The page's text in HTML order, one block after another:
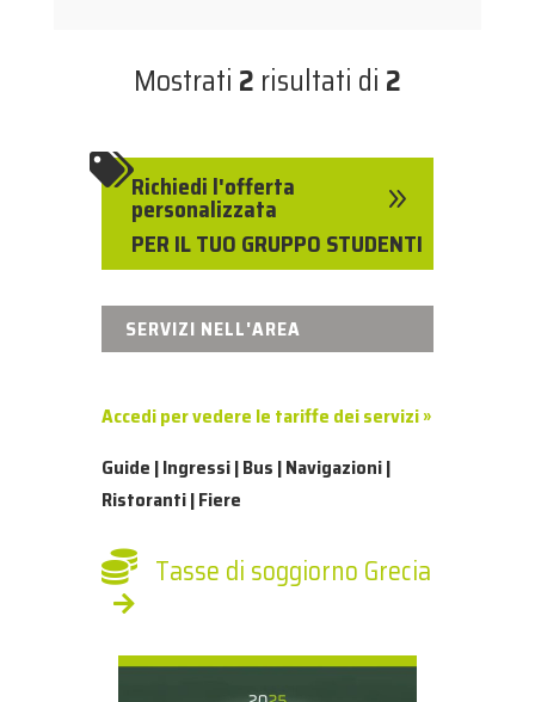
Mostrati 2 risultati di 2
Richiedi l'offerta
personalizzata
PER IL TUO GRUPPO STUDENTI
9
SERVIZI NELL'AREA
Accedi per vedere le tariffe dei servizi »
Guide | Ingressi | Bus | Navigazioni |
Ristoranti | Fiere
Tasse di soggiorno Grecia